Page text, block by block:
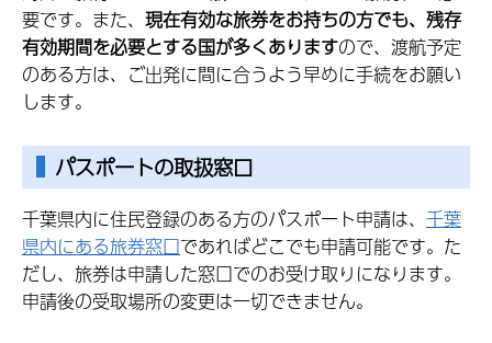
要です。また、 現在有効な旅券をお持ちの方でも、残存
有効期間を必要とする国が多くありますので、渡航予定
のある方は、ご出発に間に合うよう早めに手続をお願い
します。
パスポートの取扱窓口
千葉県内に住民登録のある方のパスポート申請は、 千葉
県内にある旅券窓口であればどこでも申請可能です。た
だし、旅券は申請した窓口でのお受け取りになります。
申請後の受取場所の変更は一切できません。